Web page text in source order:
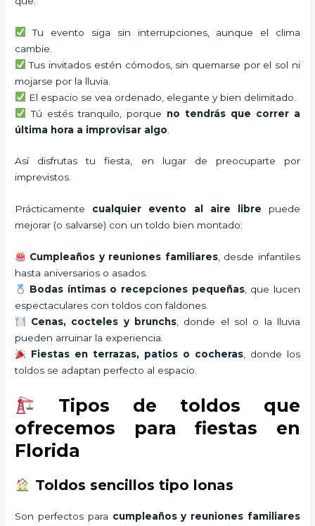
Tu evento siga sin interrupciones, aunque el clima
cambie.
Tus invitados estén cómodos, sin quemarse por el sol ni
mojarse por la lluvia.
El espacio se vea ordenado, elegante y bien delimitado.
Tú estés tranquilo, porque no tendrás que correr a
última hora a improvisar algo
Así disfrutas tu fiesta, en lugar de preocuparte por
imprevistos.
Prácticamente cualquier evento al aire libre puede
mejorar (o salvarse) con un toldo bien montado:
Cumpleaños y reuniones familiares, desde infantiles
hasta aniversarios o asados.
Bodas íntimas o recepciones pequeñas, que lucen
espectaculares con toldos con faldones.
Cenas, cocteles y brunchs, donde el sol o la lluvia
pueden arruinar la experiencia.
Fiestas en terrazas, patios o cocheras, donde los
toldos se adaptan perfecto al espacio.
Tipos de toldos que
ofrecemos para fiestas en
Florida
Toldos sencillos tipo lonas
Son perfectos para cumpleaños y reuniones familiares